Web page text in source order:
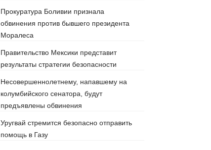
Прокуратура Боливии признала
обвинения против бывшего президента
Моралеса
Правительство Мексики представит
результаты стратегии безопасности
Несовершеннолетнему, напавшему на
колумбийского сенатора, будут
предъявлены обвинения
Уругвай стремится безопасно отправить
помощь в Газу